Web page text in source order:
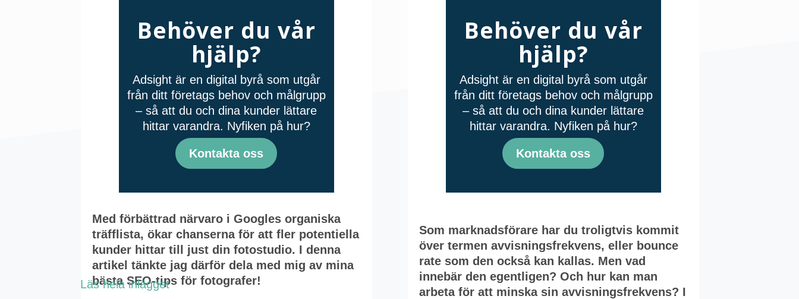
Behöver du vår
hjälp?
Adsight är en digital byrå som utgår
från ditt företags behov och målgrupp
– så att du och dina kunder lättare
hittar varandra. Nyfiken på hur?
Kontakta oss
Med förbättrad närvaro i Googles organiska
träfflista, ökar chanserna för att fler potentiella
kunder hittar till just din fotostudio. I denna
artikel tänkte jag därför dela med mig av mina
bästa SEO-tips för fotografer!
Läs hela inlägget
Behöver du vår
hjälp?
Adsight är en digital byrå som utgår
från ditt företags behov och målgrupp
– så att du och dina kunder lättare
hittar varandra. Nyfiken på hur?
Kontakta oss
Som marknadsförare har du troligtvis kommit
över termen avvisningsfrekvens, eller bounce
rate som den också kan kallas. Men vad
innebär den egentligen? Och hur kan man
arbeta för att minska sin avvisningsfrekvens? I